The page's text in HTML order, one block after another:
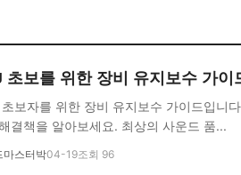
초보를 위한 장비 유지보수 가이
보자를 위한 장비 유지보수 가이드입니
결책을 알아보세요. 최상의 사운드 품...
마스터박04-19조회 96